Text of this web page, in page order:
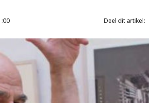
Deel dit artikel: